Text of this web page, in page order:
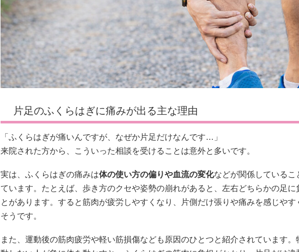
片足のふくらはぎに痛みが出る主な理由
「ふくらはぎが痛いんですが、なぜか片足だけなんです…」
来院された方から、こういった相談を受けることは意外と多いです。
実は、ふくらはぎの痛みは体の使い方の偏りや血流の変化などが関係しているこ
ています。たとえば、歩き方のクセや姿勢の崩れがあると、左右どちらかの足に
とがあります。すると筋肉が疲労しやすくなり、片側だけ張りや痛みを感じやす
そうです。
また、運動後の筋肉疲労や軽い筋損傷なども原因のひとつと紹介されています。